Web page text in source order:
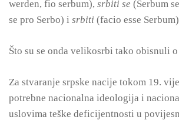
werden, fio serbum), srbiti se (Serbum
se pro Serbo) i srbiti (facio esse
Što su se onda velikosrbi tako obisnuli o
Za stvaranje srpske nacije tokom 19.
potrebne nacionalna ideologija i
uslovima teške deficijentnosti u